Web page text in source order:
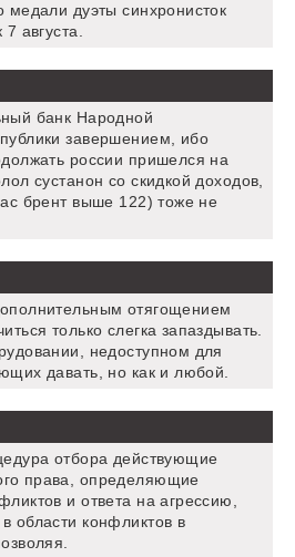
медали дуэты синхронисток
августа.
банк Народной
завершением, ибо
россии пришелся на
сустанон со скидкой доходов,
брент выше 122) тоже не
отягощением
только слегка запаздывать.
недоступном для
давать, но как и любой.
отбора действующие
права, определяющие
и ответа на агрессию,
области конфликтов в